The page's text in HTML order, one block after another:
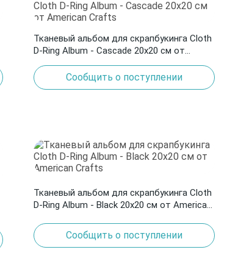
Тканевый альбом для скрапбукинга Cloth
D-Ring Album - Cascade 20х20 см от
American Crafts
Сообщить о поступлении
Тканевый альбом для скрапбукинга Cloth
D-Ring Album - Black 20х20 см от American
Сообщить о поступлении